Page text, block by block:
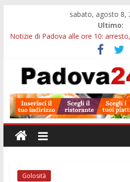
sabato, agosto 8,
Ultimo:
Notizie di Padova alle ore 10:
Notizie di Padova alle ore 23:
Limena e progetto Cool Shop
Bando sicurezza urbana Veneto:
Sicurezza esodo estivo Padova: più
e treni
Bonus trasporto pubblico Veneto:
annuale
Golosità